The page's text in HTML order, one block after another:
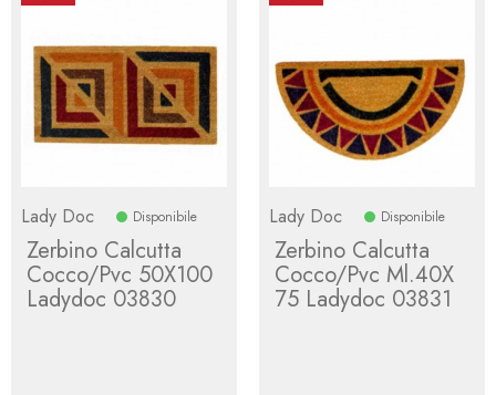
Lady Doc Disponibile
Zerbino Calcutta
Cocco/Pvc 50X100
Ladydoc 03830
Lady Doc Disponibile
Zerbino Calcutta
Cocco/Pvc Ml.40X
75 Ladydoc 03831